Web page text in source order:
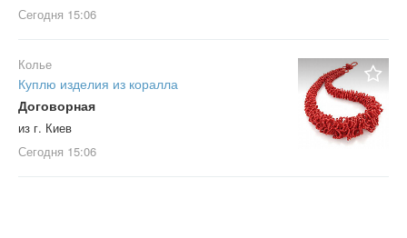
Сегодня 15:06
Колье
Куплю изделия из коралла
Договорная
из г. Киев
Сегодня 15:06